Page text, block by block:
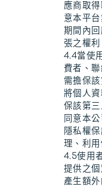
應商取
意本平
期間內
張之權利
4.4當使
費者、
需擔保
將個人
保該第
同意本
隱私權
理、利用
4.5使用
提供之
產生額